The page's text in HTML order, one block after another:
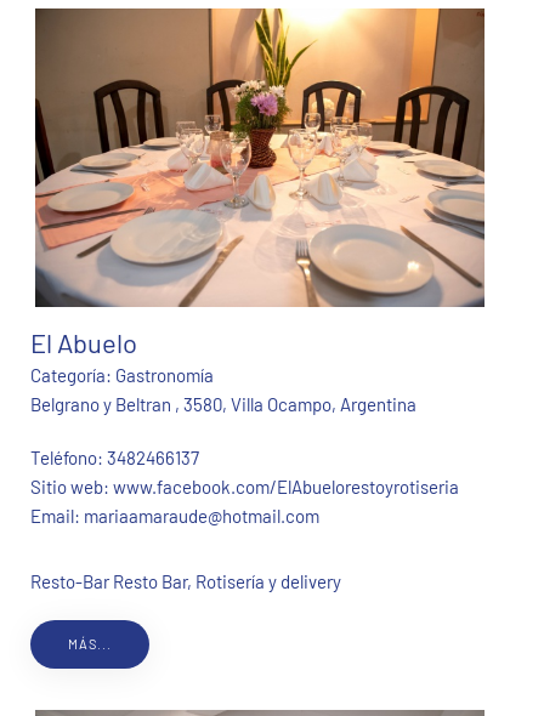
El Abuelo
Categoría: Gastronomía
Belgrano y Beltran , 3580, Villa Ocampo, Argentina
Teléfono: 3482466137
Sitio web: www.facebook.com/ElAbuelorestoyrotiseria
Email: mariaamaraude@hotmail.com
Resto-Bar Resto Bar, Rotisería y delivery
MÁS...